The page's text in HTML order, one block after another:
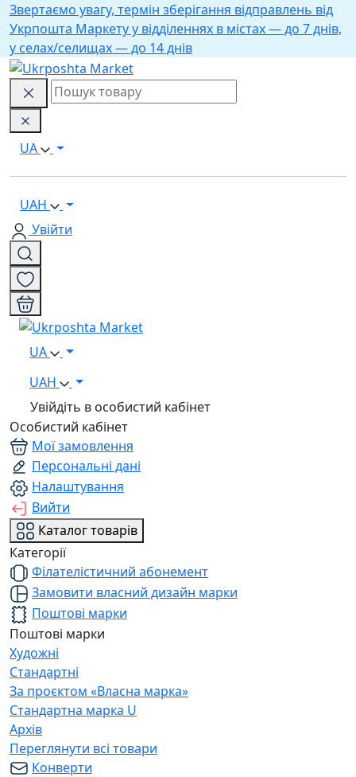
Звертаємо увагу, термін зберігання відправлень від
Укрпошта Маркету у відділеннях в містах — до 7 днів,
у селах/селищах — до 14 днів
UA
UAH
Увійти
UA
UAH
Увійдіть в особистий кабінет
Особистий кабінет
Мої замовлення
Персональні дані
Налаштування
Вийти
Каталог товарів
Категорії
Філателістичний абонемент
Замовити власний дизайн марки
Поштові марки
Поштові марки
Художні
Стандартні
За проєктом «Власна марка»
Стандартна марка U
Архів
Переглянути всі товари
Конверти